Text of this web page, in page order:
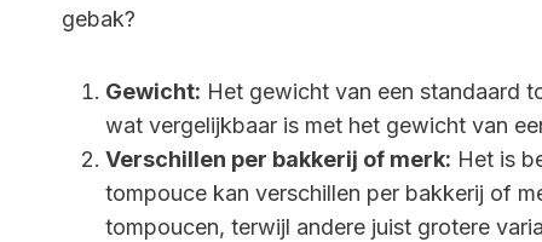
gebak?
Gewicht: Het gewicht van een standaard
wat vergelijkbaar is met het gewicht van
Verschillen per bakkerij of merk: Het is
tompouce kan verschillen per bakkerij of
tompoucen, terwijl andere juist grotere